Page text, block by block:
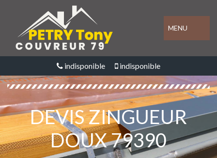
MENU
indisponible indisponible
DEVIS ZINGUEUR
DOUX 79390